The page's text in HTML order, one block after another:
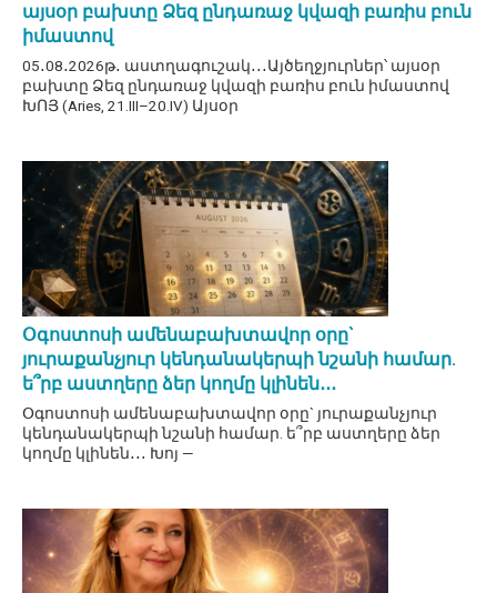
այսօր բախտը Ձեզ ընդառաջ կվազի բառիս բուն
իմաստով
05․08․2026թ․ աստղագուշակ․․․Այծեղջյուրներ՝ այսօր
բախտը Ձեզ ընդառաջ կվազի բառիս բուն իմաստով
ԽՈՅ (Aries, 21.III–20.IV) Այսօր
Օգոստոսի ամենաբախտավոր օրը`
յուրաքանչյուր կենդանակերպի նշանի համար.
ե՞րբ աստղերը ձեր կողմը կլինեն․․․
Օգոստոսի ամենաբախտավոր օրը` յուրաքանչյուր
կենդանակերպի նշանի համար. ե՞րբ աստղերը ձեր
կողմը կլինեն․․․ Խոյ —